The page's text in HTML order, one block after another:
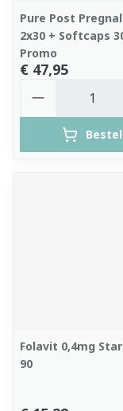
Pure Post
2x30 + Softcaps
Promo
€ 47,95
Bestel
Folavit 0,4mg
90